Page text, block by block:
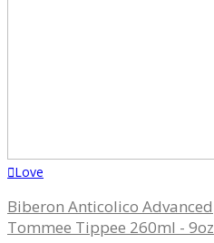
Love
Biberon Anticolico Advanced
Tommee Tippee 260ml - 9oz